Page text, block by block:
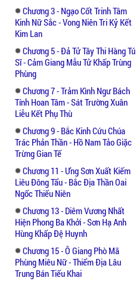
Chương 3 - Ngạo Cốt Trinh Tâm
Kinh Nữ Sắc - Vong Niên Tri Kỷ Kết
Kim Lan
Chương 5 - Đả Tử Tây Thi Hàng Tú
Sĩ - Cảm Giang Mẫu Tử Khấp Trùng
Phùng
Chương 7 - Trảm Kình Ngư Bách
Tính Hoan Tâm - Sát Trường Xuân
Liễu Kết Phụ Thù
Chương 9 - Bắc Kinh Cứu Chúa
Trác Phản Thần - Hồ Nam Tảo Giặc
Trừng Gian Tế
Chương 11 - Ưng Sơn Xuất Kiếm
Liêu Đông Tẩu - Bắc Địa Thần Oai
Ngốc Thiếu Niên
Chương 13 - Diêm Vương Nhất
Hiện Phong Ba Khởi - Sơn Hạ Anh
Hùng Khấp Đệ Huynh
Chương 15 - Ô Giang Phò Mã
Phùng Miêu Nữ - Thiểm Địa Lâu
Trung Bán Tiếu Khai